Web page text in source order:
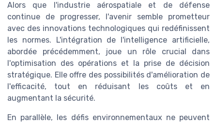
Alors que l'industrie aérospatiale et de défense
continue de progresser, l'avenir semble prometteur
avec des innovations technologiques qui redéfinissent
les normes. L'intégration de l'intelligence artificielle,
abordée précédemment, joue un rôle crucial dans
l'optimisation des opérations et la prise de décision
stratégique. Elle offre des possibilités d'amélioration de
l'efficacité, tout en réduisant les coûts et en
augmentant la sécurité.
En parallèle, les défis environnementaux ne peuvent